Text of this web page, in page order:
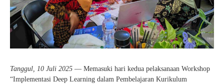
Tanggul, 10 Juli 2025 — Memasuki hari kedua pelaksanaan Workshop
“Implementasi Deep Learning dalam Pembelajaran Kurikulum